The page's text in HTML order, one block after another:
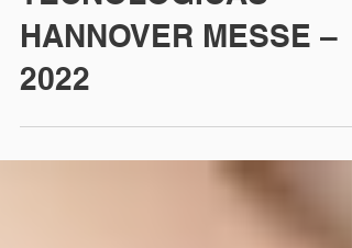
TENDÊNCIAS
TECNOLÓGICAS
HANNOVER MESSE –
2022